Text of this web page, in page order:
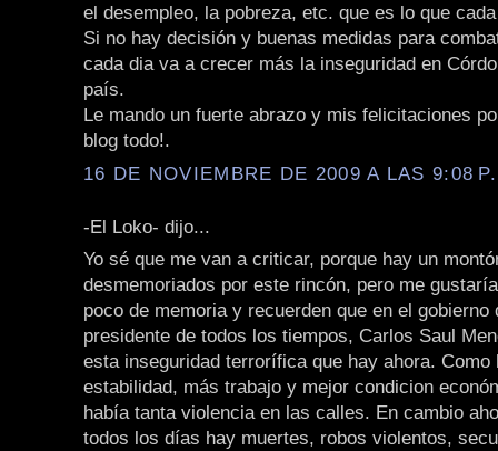
el desempleo, la pobreza, etc. que es lo que
Si no hay decisión y buenas medidas para
cada dia va a crecer más la inseguridad en
país.
Le mando un fuerte abrazo y mis felicitaciones
blog todo!.
16 DE NOVIEMBRE DE 2009 A LAS 9:08
-El Loko- dijo...
Yo sé que me van a criticar, porque hay un
desmemoriados por este rincón, pero me
poco de memoria y recuerden que en el gobierno
presidente de todos los tiempos, Carlos Saul
esta inseguridad terrorífica que hay ahora. Como
estabilidad, más trabajo y mejor condicion
había tanta violencia en las calles. En cambio
todos los días hay muertes, robos violentos,